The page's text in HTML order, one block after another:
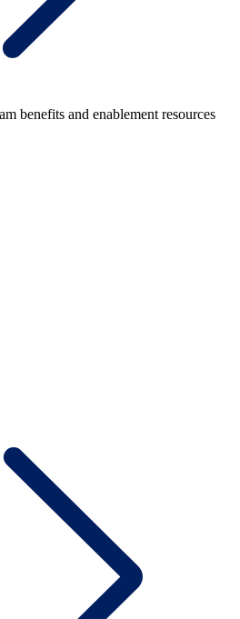
benefits and enablement resources